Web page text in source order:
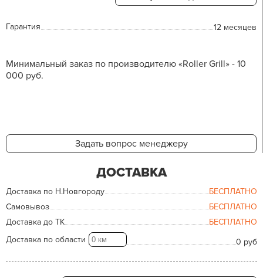
Гарантия 12 месяцев
Минимальный заказ по производителю «Roller Grill» - 10
000 руб.
Задать вопрос менеджеру
ДОСТАВКА
Доставка по Н.Новгороду
БЕСПЛАТНО
Самовывоз
БЕСПЛАТНО
Доставка до ТК
БЕСПЛАТНО
Доставка по области
0 руб